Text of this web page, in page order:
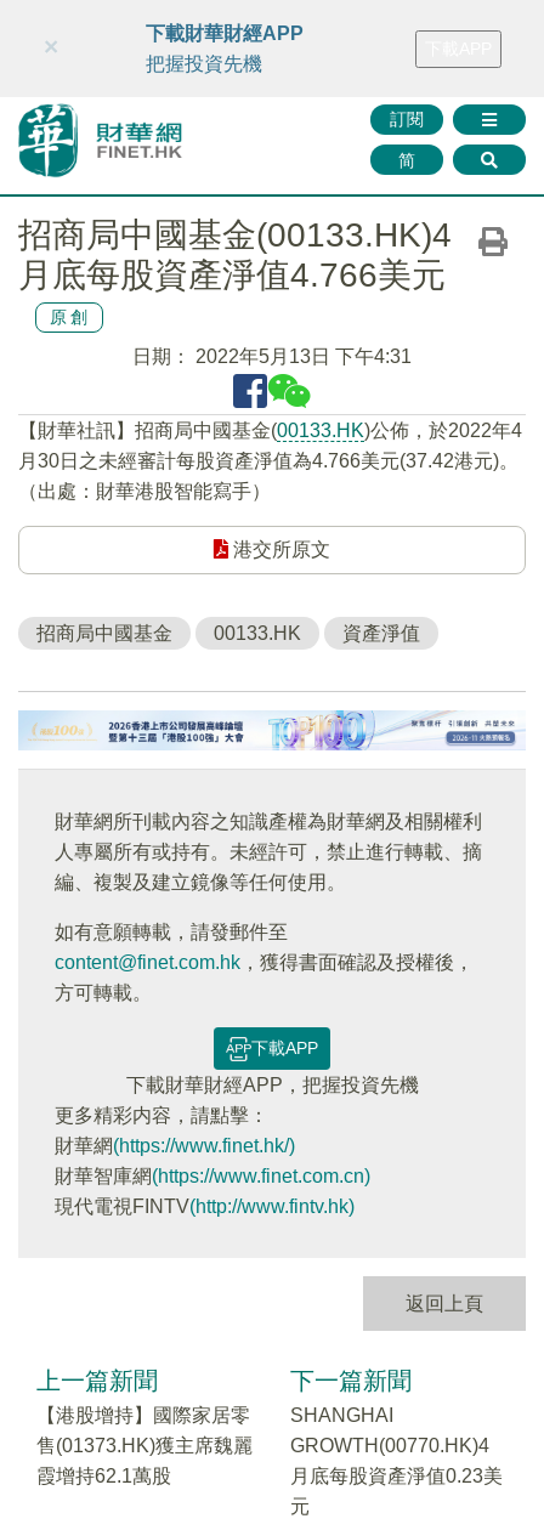
財華智庫網 FINTV FINMETA 財華證券 媒體矩陣
訂閱
简
×
下載財華財經APP
把握投資先機
招商局中國基金(00133.HK)4
月底每股資產淨值4.766美元
原創
日期： 2022年5月13日 下午4:31
【財華社訊】招商局中國基金(00133.HK)公佈，於2022年4
月30日之未經審計每股資產淨值為4.766美元(37.42港元)。
（出處：財華港股智能寫手）
港交所原文
招商局中國基金 00133.HK 資產淨值
財華網所刊載內容之知識產權為財華網及相關權利
人專屬所有或持有。未經許可，禁止進行轉載、摘
編、複製及建立鏡像等任何使用。
如有意願轉載，請發郵件至
content@finet.com.hk ，獲得書面確認及授權後，
方可轉載。
下載APP
下載財華財經APP，把握投資先機
更多精彩内容，請點擊：
財華網(https://www.finet.hk/)
財華智庫網(https://www.finet.com.cn)
現代電視FINTV(http://www.fintv.hk)
返回上頁
上一篇新聞
【港股增持】國際家居零
售(01373.HK)獲主席魏麗
霞增持62.1萬股
下一篇新聞
SHANGHAI
GROWTH(00770.HK)4
月底每股資產淨值0.23美
元